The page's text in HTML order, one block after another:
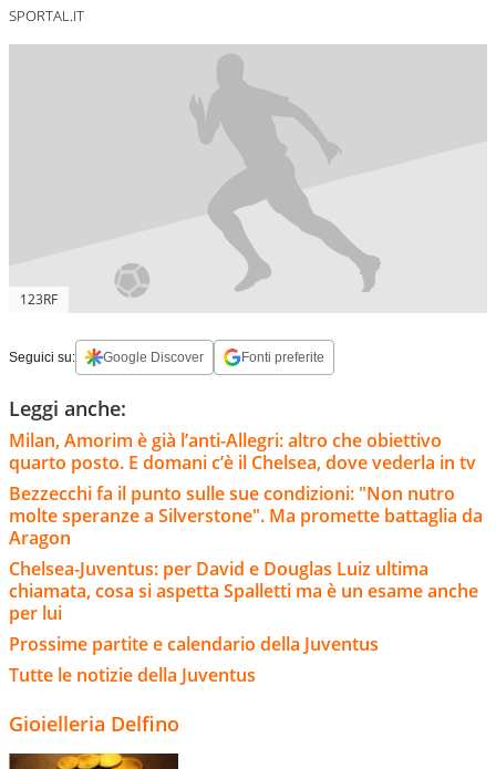
SPORTAL.IT
123RF
Seguici su: Google Discover Fonti preferite
Leggi anche:
Milan, Amorim è già l’anti-Allegri: altro che obiettivo
quarto posto. E domani c’è il Chelsea, dove vederla in tv
Bezzecchi fa il punto sulle sue condizioni: "Non nutro
molte speranze a Silverstone". Ma promette battaglia da
Aragon
Chelsea-Juventus: per David e Douglas Luiz ultima
chiamata, cosa si aspetta Spalletti ma è un esame anche
per lui
Prossime partite e calendario della Juventus
Tutte le notizie della Juventus
Gioielleria Delfino